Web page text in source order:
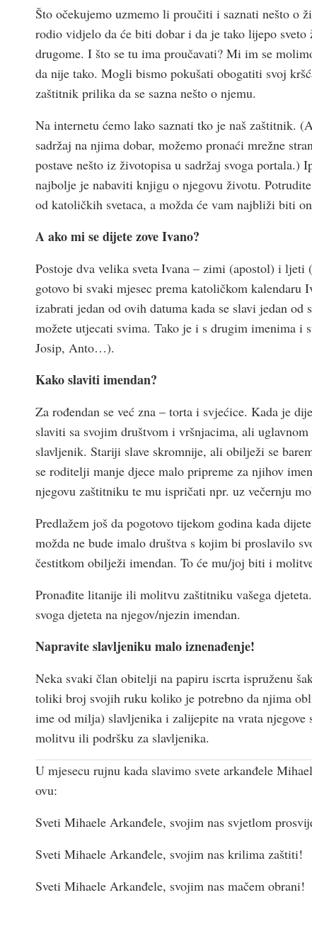
Što očekujemo uzmemo li proučiti i saznati nešto o
rodio vidjelo da će biti dobar i da je tako lijepo
drugome. I što se tu ima proučavati? Mi im se
da nije tako. Mogli bismo pokušati obogatiti svoj
zaštitnik prilika da se sazna nešto o njemu.
Na internetu ćemo lako saznati tko je naš zaštitnik.
sadržaj na njima dobar, možemo pronaći mrežne
postave nešto iz životopisa u sadržaj svoga portala.)
najbolje je nabaviti knjigu o njegovu životu.
od katoličkih svetaca, a možda će vam najbliži biti
A ako mi se dijete zove Ivano?
Postoje dva velika sveta Ivana – zimi (apostol) i
gotovo bi svaki mjesec prema katoličkom
izabrati jedan od ovih datuma kada se slavi jedan od
možete utjecati svima. Tako je i s drugim imenima i
Josip, Anto…).
Kako slaviti imendan?
Za rođendan se već zna – torta i svjećice. Kada je
slaviti sa svojim društvom i vršnjacima, ali
slavljenik. Stariji slave skromnije, ali obilježi se
se roditelji manje djece malo pripreme za njihov
njegovu zaštitniku te mu ispričati npr. uz večernju
Predlažem još da pogotovo tijekom godina kada
možda ne bude imalo društva s kojim bi proslavilo
čestitkom obilježi imendan. To će mu/joj biti i
Pronađite litanije ili molitvu zaštitniku vašega
svoga djeteta na njegov/njezin imendan.
Napravite slavljeniku malo iznenađenje!
Neka svaki član obitelji na papiru iscrta ispruženu
toliki broj svojih ruku koliko je potrebno da njima
ime od milja) slavljenika i zalijepite na vrata
molitvu ili podršku za slavljenika.
U mjesecu rujnu kada slavimo svete arkanđele
ovu:
Sveti Mihaele Arkanđele, svojim nas svjetlom
Sveti Mihaele Arkanđele, svojim nas krilima zaštiti!
Sveti Mihaele Arkanđele, svojim nas mačem obrani!